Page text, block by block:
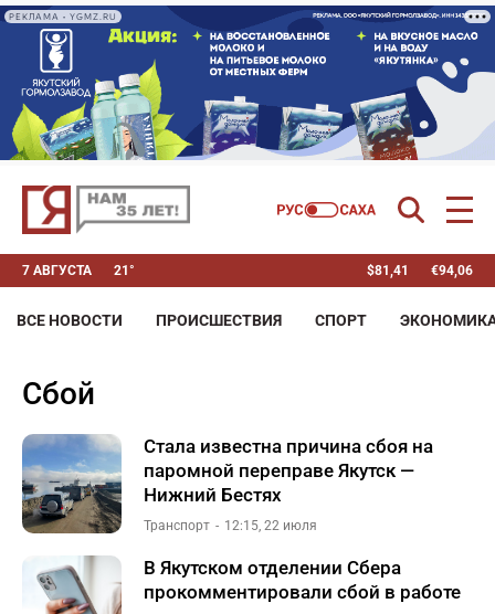
РЕКЛАМА • YGMZ.RU
7 АВГУСТА 21° $81,41 €94,06
ВСЕ НОВОСТИ ПРОИСШЕСТВИЯ СПОРТ
сбой
Стала известна причина сбоя на
паромной переправе Якутск —
Нижний Бестях
Транспорт 12:15, 22 июля
В Якутском отделении Сбера
прокомментировали сбой в работе